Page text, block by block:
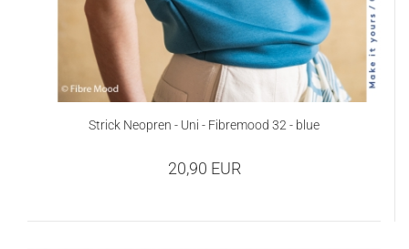
Strick Neopren - Uni - Fibremood 32 - blue
20,90 EUR